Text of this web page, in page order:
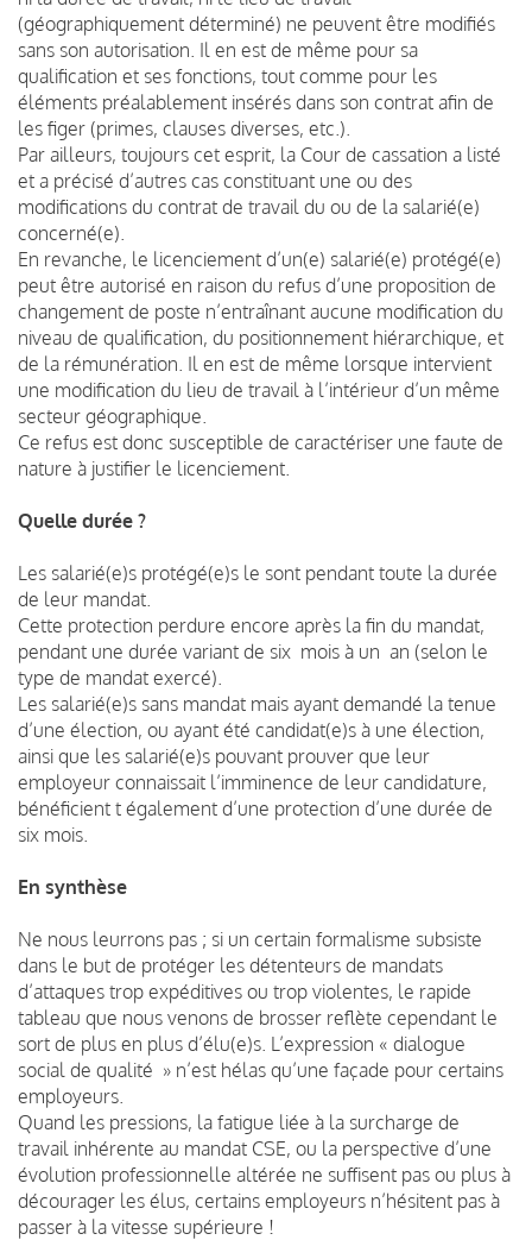
(géographiquement déterminé) ne peuvent être modifiés
sans son autorisation. Il en est de même pour sa
qualification et ses fonctions, tout comme pour les
éléments préalablement insérés dans son contrat afin de
les figer (primes, clauses diverses, etc.).
Par ailleurs, toujours cet esprit, la Cour de cassation a listé
et a précisé d’autres cas constituant une ou des
modifications du contrat de travail du ou de la salarié(e)
concerné(e).
En revanche, le licenciement d’un(e) salarié(e) protégé(e)
peut être autorisé en raison du refus d’une proposition de
changement de poste n’entraînant aucune modification du
niveau de qualification, du positionnement hiérarchique, et
de la rémunération. Il en est de même lorsque intervient
une modification du lieu de travail à l’intérieur d’un même
secteur géographique.
Ce refus est donc susceptible de caractériser une faute de
nature à justifier le licenciement.
Quelle durée ?
Les salarié(e)s protégé(e)s le sont pendant toute la durée
de leur mandat.
Cette protection perdure encore après la fin du mandat,
pendant une durée variant de six mois à un an (selon le
type de mandat exercé).
Les salarié(e)s sans mandat mais ayant demandé la tenue
d’une élection, ou ayant été candidat(e)s à une élection,
ainsi que les salarié(e)s pouvant prouver que leur
employeur connaissait l’imminence de leur candidature,
bénéficient t également d’une protection d’une durée de
six mois.
En synthèse
Ne nous leurrons pas ; si un certain formalisme subsiste
dans le but de protéger les détenteurs de mandats
d’attaques trop expéditives ou trop violentes, le rapide
tableau que nous venons de brosser reflète cependant le
sort de plus en plus d’élu(e)s. L’expression « dialogue
social de qualité » n’est hélas qu’une façade pour certains
employeurs.
Quand les pressions, la fatigue liée à la surcharge de
travail inhérente au mandat CSE, ou la perspective d’une
évolution professionnelle altérée ne suffisent pas ou plus à
décourager les élus, certains employeurs n’hésitent pas à
passer à la vitesse supérieure !